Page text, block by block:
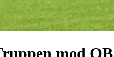
mod OB